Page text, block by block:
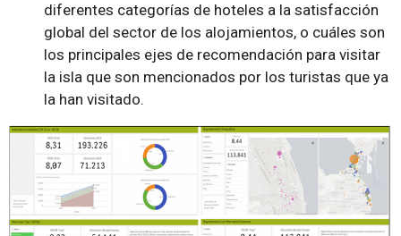
diferentes categorías de hoteles a la satisfacción
global del sector de los alojamientos, o cuáles son
los principales ejes de recomendación para visitar
la isla que son mencionados por los turistas que ya
la han visitado.